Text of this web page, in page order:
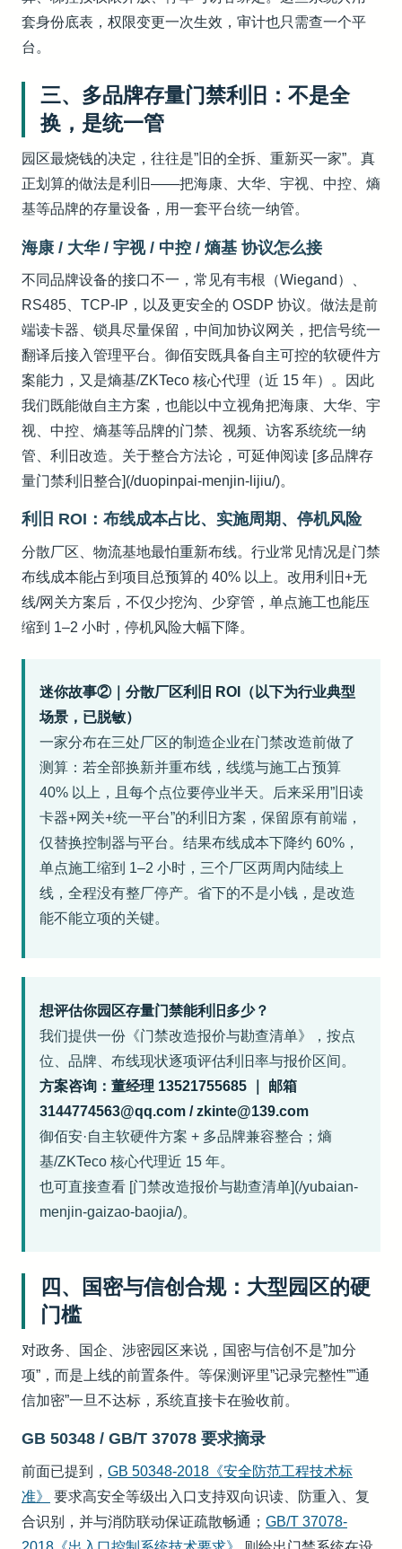
套身份底表，权限变更一次生效，审计也只需查一个平
台。
三、多品牌存量门禁利旧：不是全
换，是统一管
园区最烧钱的决定，往往是”旧的全拆、重新买一家”。真
正划算的做法是利旧——把海康、大华、宇视、中控、熵
基等品牌的存量设备，用一套平台统一纳管。
海康 / 大华 / 宇视 / 中控 / 熵基 协议怎么接
不同品牌设备的接口不一，常见有韦根（Wiegand）、
RS485、TCP-IP，以及更安全的 OSDP 协议。做法是前
端读卡器、锁具尽量保留，中间加协议网关，把信号统一
翻译后接入管理平台。御佰安既具备自主可控的软硬件方
案能力，又是熵基/ZKTeco 核心代理（近 15 年）。因此
我们既能做自主方案，也能以中立视角把海康、大华、宇
视、中控、熵基等品牌的门禁、视频、访客系统统一纳
管、利旧改造。关于整合方法论，可延伸阅读 [多品牌存
量门禁利旧整合](/duopinpai-menjin-lijiu/)。
利旧 ROI：布线成本占比、实施周期、停机风险
分散厂区、物流基地最怕重新布线。行业常见情况是门禁
布线成本能占到项目总预算的 40% 以上。改用利旧+无
线/网关方案后，不仅少挖沟、少穿管，单点施工也能压
缩到 1–2 小时，停机风险大幅下降。
迷你故事②｜分散厂区利旧 ROI（以下为行业典型
场景，已脱敏）
一家分布在三处厂区的制造企业在门禁改造前做了
测算：若全部换新并重布线，线缆与施工占预算
40% 以上，且每个点位要停业半天。后来采用”旧读
卡器+网关+统一平台”的利旧方案，保留原有前端，
仅替换控制器与平台。结果布线成本下降约 60%，
单点施工缩到 1–2 小时，三个厂区两周内陆续上
线，全程没有整厂停产。省下的不是小钱，是改造
能不能立项的关键。
想评估你园区存量门禁能利旧多少？
我们提供一份《门禁改造报价与勘查清单》，按点
位、品牌、布线现状逐项评估利旧率与报价区间。
方案咨询：董经理 13521755685 ｜ 邮箱
3144774563@qq.com / zkinte@139.com
御佰安·自主软硬件方案 + 多品牌兼容整合；熵
基/ZKTeco 核心代理近 15 年。
也可直接查看 [门禁改造报价与勘查清单](/yubaian-
menjin-gaizao-baojia/)。
四、国密与信创合规：大型园区的硬
门槛
对政务、国企、涉密园区来说，国密与信创不是”加分
项”，而是上线的前置条件。等保测评里”记录完整性””通
信加密”一旦不达标，系统直接卡在验收前。
GB 50348 / GB/T 37078 要求摘录
前面已提到， GB 50348-2018《安全防范工程技术标
准》
要求高安全等级出入口支持双向识读、防重入、复
合识别，并与消防联动保证疏散畅通； GB/T 37078-